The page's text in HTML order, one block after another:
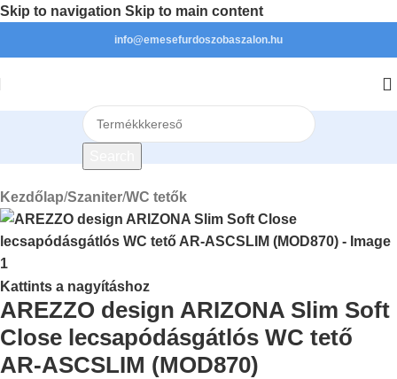
Skip to navigation Skip to main content
info@emesefurdoszobaszalon.hu
Kezdőlap/Szaniter/WC tetők
Kattints a nagyításhoz
AREZZO design ARIZONA Slim Soft
Close lecsapódásgátlós WC tető
AR-ASCSLIM (MOD870)